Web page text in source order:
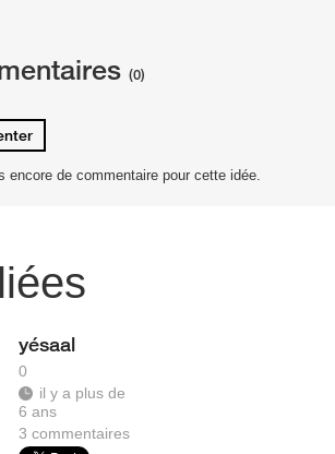
(0)
encore de commentaire pour cette idée.
yésaal
0
il y a plus de
6 ans
3commentaires